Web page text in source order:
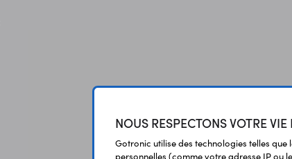
NOUS RESPECTONS VOTRE VIE
Gotronic utilise des technologies telles
personnelles (comme votre adresse IP ou